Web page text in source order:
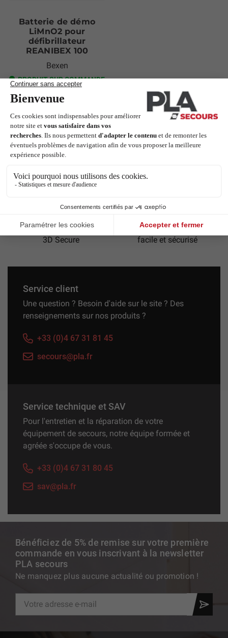
Batterie de démo
LiMnO2 pour
défibrillateur
REANIBEX 100
Bexen
PRODUIT SUR COMMANDE
180,00 €
Ajouter au panier
Previous
Paiement sécurisé
3D Secure
Virement instantané
facile et sécurisé Next
Bénéficiez de 5% de remise sur votre première
commande en vous inscrivant à la newsletter
PLA secours
Ne manquez plus aucune actualité ou promotion !
Service client
Une question ? Besoin d'aide sur le site ? Des
renseignements sur nos produits ?
+33 (0)4 67 31 81 45
secours@pla.fr
Service technique et SAV
Pour l'entretien et la réparation de votre
équipement de secours, notre équipe formée et
agréée s'occupe de vous.
+33 (0)4 67 31 80 45
sav@pla.fr